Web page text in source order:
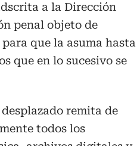
a la Dirección
penal objeto de
que la asuma hasta
que en lo sucesivo se
remita de
todos los